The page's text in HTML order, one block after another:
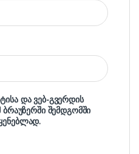
და ვებ-გვერდის
ბრაუზერში შემდგომში